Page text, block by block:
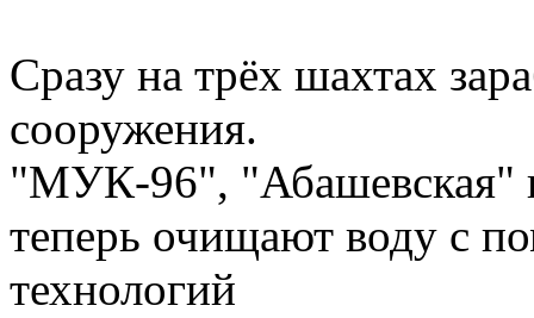
Сразу на трёх шахтах
сооружения.
"МУК-96", "Абашевская"
теперь очищают воду с
технологий